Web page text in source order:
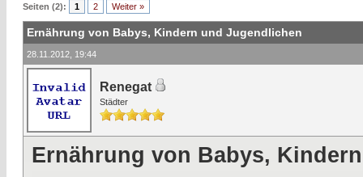
Seiten (2): 1 2 Weiter »
Ernährung von Babys, Kindern und Jugendlichen
28.11.2012, 19:44
Renegat
Städter
Ernährung von Babys,